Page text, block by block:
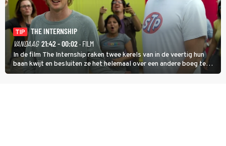
TIP
THE INTERNSHIP
VANDAAG 21:42 - 00:02· FILM
In de film The Internship raken twee kerels van in de veertig hun
baan kwijt en besluiten ze het helemaal over een andere boeg te
gooien door als stagiair aan de slag te gaan bij Google.